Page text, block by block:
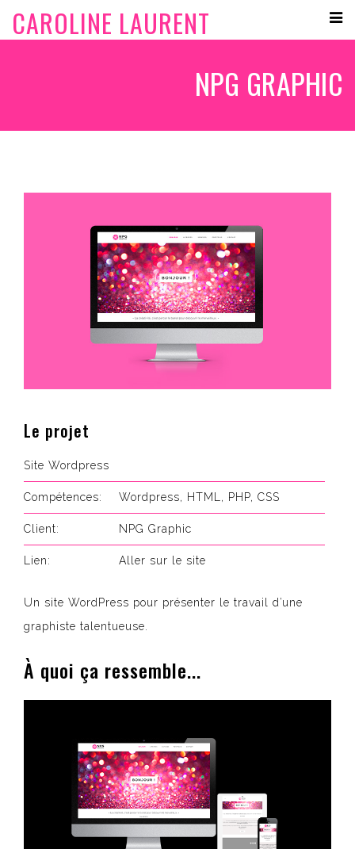
CAROLINE LAURENT
NPG GRAPHIC
Le projet
Site Wordpress
Compétences: Wordpress, HTML, PHP, CSS
Client: NPG Graphic
Lien: Aller sur le site
Un site WordPress pour présenter le travail d’une
graphiste talentueuse.
À quoi ça ressemble...